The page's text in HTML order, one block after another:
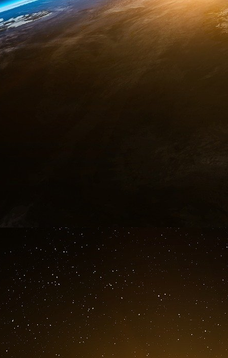
Dans sa décision, le juge a dit que le
son état qui est sous ventilateur comme ça a
Ce pronostic vital a été rejeté par la femme
père. « Nous l’aimons tendrement ». « Il
médecin de l’hôpital qui « a témoigné que le
Au contraire, a dit le juge, « Le bénéfice
la vie de M. Ng avec ce médicament. »
Ralph Lorigo, l’avocat de M. Ng, a reçu
septembre. Il a déclaré que l’affaire Ng était
trois décisions, quatre comparutions
certainement sans fondement.
« C’est un terrible concours de
pour sauver la vie d’un être cher ». « C’est un